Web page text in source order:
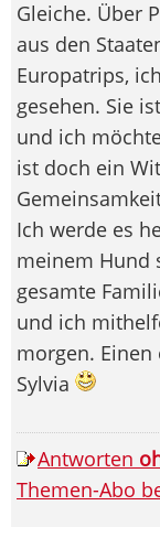
Gleiche. Über
aus den
Europatrips,
gesehen. Sie
und ich
ist doch ein
Ich werde es
meinem Hund
gesamte
und ich
morgen. Einen
Sylvia
Antworten
Themen-Abo